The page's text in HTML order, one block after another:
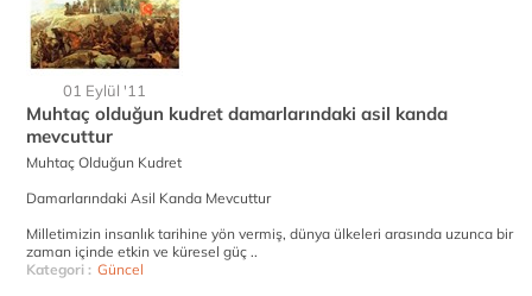
01 Eylül '11
Muhtaç olduğun kudret damarlarındaki asil kanda
mevcuttur
Muhtaç Olduğun Kudret
Damarlarındaki Asil Kanda Mevcuttur
Milletimizin insanlık tarihine yön vermiş, dünya ülkeleri arasında uzunca bir
zaman içinde etkin ve küresel güç ..
Kategori : Güncel